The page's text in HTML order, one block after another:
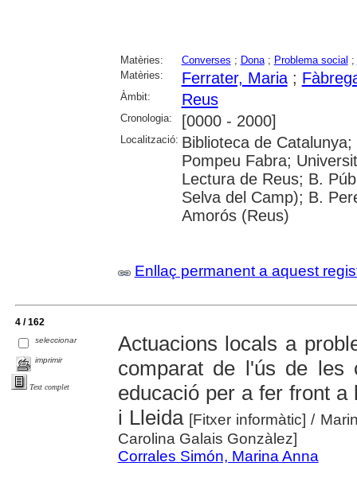
Matèries: Converses ; Dona; Problema social ;
Matèries:
Ferrater, Maria;
Àmbit: Reus
Cronologia: [0000 - 2000]
Localització: Biblioteca de
Pompeu Fabra;
Lectura de Reus; B.
Selva del Camp); B.
Amorós (Reus)
Enllaç permanent a aquest
4 / 162
seleccionar
imprimir
Text complet
Actuacions locals a
comparat de l'ús de les
educació per a fer front
i Lleida[Fitxer informàtic]/
Carolina Galais Gonzàlez]
Corrales Simón, Marina Anna